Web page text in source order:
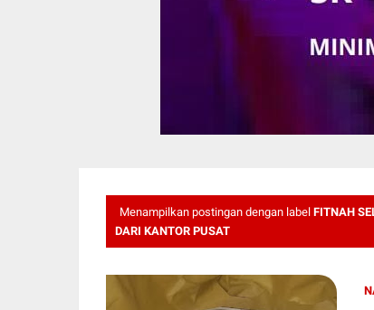
Menampilkan postingan dengan label FITNAH
DARI KANTOR PUSAT